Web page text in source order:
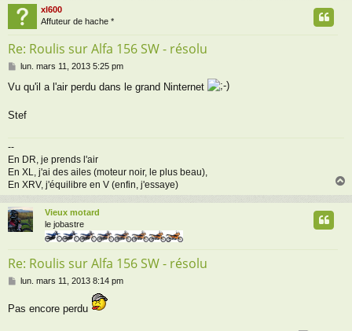
xl600
Affuteur de hache *
Re: Roulis sur Alfa 156 SW - résolu
M
s
a
lun. mars 11, 2013 5:25 pm
Vu qu'il a l'air perdu dans le grand Ninternet
Stef
--
En DR, je prends l'air
En XL, j'ai des ailes (moteur noir, le plus beau),
En XRV, j'équilibre en V (enfin, j'essaye)
u
Vieux motard
le jobastre
Re: Roulis sur Alfa 156 SW - résolu
M
s
lun. mars 11, 2013 8:14 pm
Pas encore perdu